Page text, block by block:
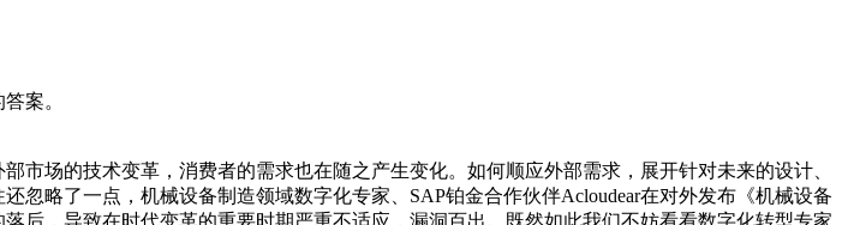
案。
场的技术变革，消费者的需求也在随之产生变化。如何顺应外部需求，展开针对未来的设计、
略了一点，机械设备制造领域数字化专家、SAP铂金合作伙伴Acloudear在对外发布《机械设备